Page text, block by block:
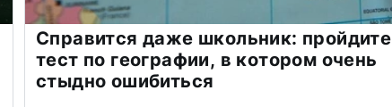
Справится даже школьник: пройдите
тест по географии, в котором очень
стыдно ошибиться